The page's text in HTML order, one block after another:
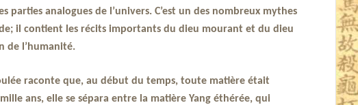
analogues de l’univers. C’est un des nombreux mythes
il contient les récits importants du dieu mourant et du dieu
de l’humanité.
raconte que, au début du temps, toute matière était
ans, elle se sépara entre la matière Yang éthérée, qui